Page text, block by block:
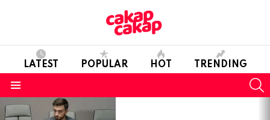
LATEST POPULAR HOT TRENDING
LATEST
STORIES